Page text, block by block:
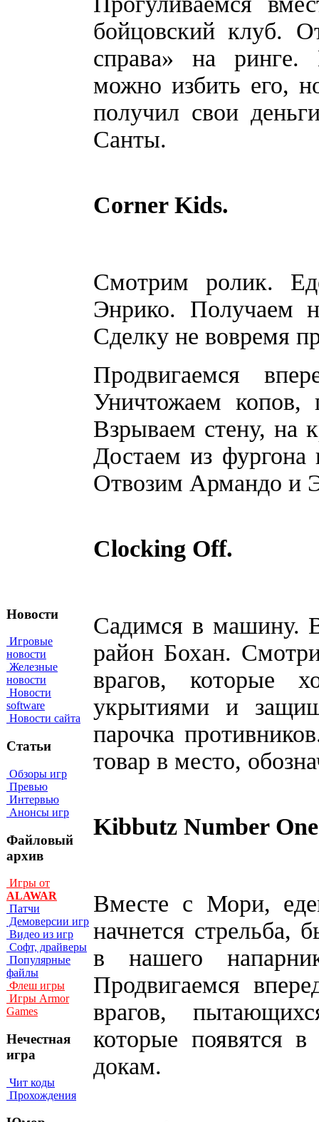
Новости
Игровые
новости
Железные
новости
Новости
software
Новости сайта
Статьи
Обзоры игр
Превью
Интервью
Анонсы игр
Файловый
архив
Игры от
ALAWAR
Патчи
Демоверсии игр
Видео из игр
Софт, драйверы
Популярные
файлы
Флеш игры
Игры Armor
Games
Нечестная
игра
Чит коды
Прохождения
бойцовский клуб.
справа» на ринге.
можно избить его,
получил свои
Санты.
Corner Kids.
Смотрим ролик.
Энрико. Получаем
Сделку не вовремя
Продвигаемся
Уничтожаем
Взрываем стену, на
Достаем из фургона
Отвозим Армандо и
Clocking Off.
Садимся в машину.
район Бохан.
врагов, которые
укрытиями и
парочка
товар в место,
Kibbutz Number
Вместе с Мори,
начнется стрельба,
в нашего
Продвигаемся
врагов,
которые появятся
докам.